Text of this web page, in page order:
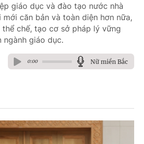
giáo dục và đào tạo nước nhà
căn bản và toàn diện hơn nữa,
chế, tạo cơ sở pháp lý vững
giáo dục.
0:00 Nữ miền Bắc